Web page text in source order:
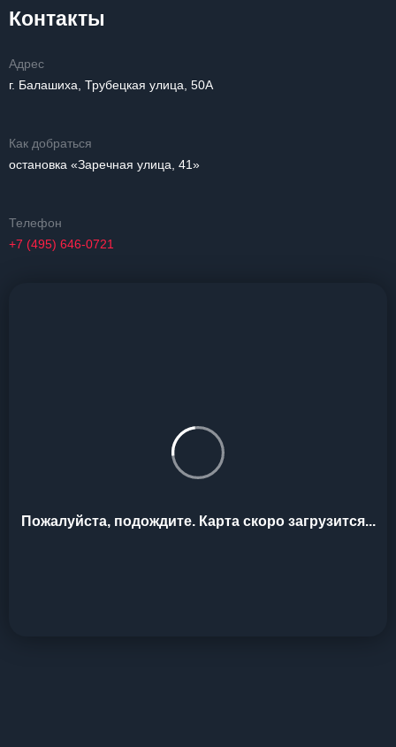
Контакты
Адрес
г. Балашиха, Трубецкая улица, 50А
Как добраться
остановка «Заречная улица, 41»
Телефон
+7 (495) 646-0721
Пожалуйста, подождите. Карта скоро загрузится...